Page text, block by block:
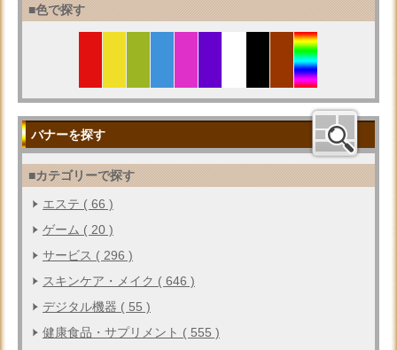
■色で探す
バナーを探す
■カテゴリーで探す
エステ ( 66 )
ゲーム ( 20 )
サービス ( 296 )
スキンケア・メイク ( 646 )
デジタル機器 ( 55 )
健康食品・サプリメント ( 555 )